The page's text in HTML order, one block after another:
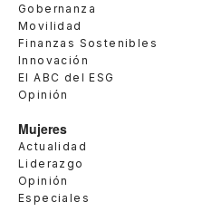
Gobernanza
Movilidad
Finanzas Sostenibles
Innovación
El ABC del ESG
Opinión
Mujeres
Actualidad
Liderazgo
Opinión
Especiales